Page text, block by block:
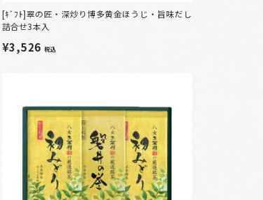
[ｷﾞﾌﾄ]翠の匠・深炒り博多黄金ほうじ・旨味だし
詰合せ3本入
¥3,526 税込